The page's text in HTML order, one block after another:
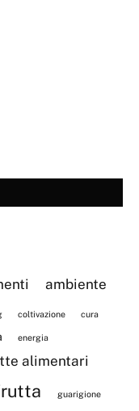
ambiente
coltivazione cura
energia
alimentari
guarigione